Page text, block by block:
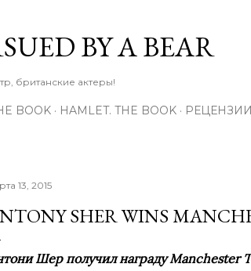
BY A BEAR
британские актеры!
BOOK HAMLET. THE BOOK РЕЦЕНЗИИ
13, 2015
SHER WINS
Шер получил награду Manchester